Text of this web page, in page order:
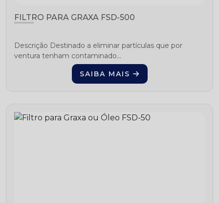
FILTRO PARA GRAXA FSD-500
Descrição Destinado a eliminar partículas que por
ventura tenham contaminado...
SAIBA MAIS